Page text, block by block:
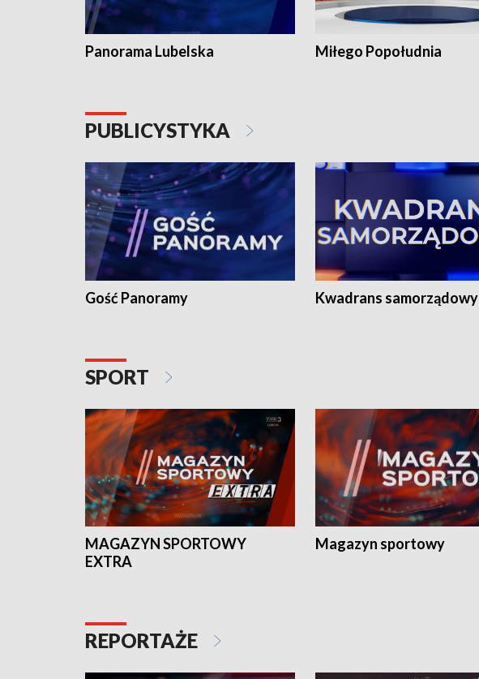
Panorama Lubelska Miłego Popołudnia
PUBLICYSTYKA
Gość Panoramy Kwadrans samorządowy
SPORT
MAGAZYN SPORTOWY
EXTRA
Magazyn sportowy
REPORTAŻE